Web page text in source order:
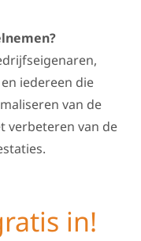
iedereen die
van de
verbeteren van de
in!